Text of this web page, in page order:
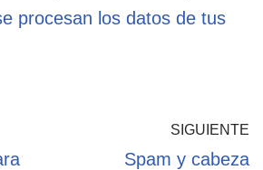
procesan los datos de tus
SIGUIENTE
Spam y cabeza